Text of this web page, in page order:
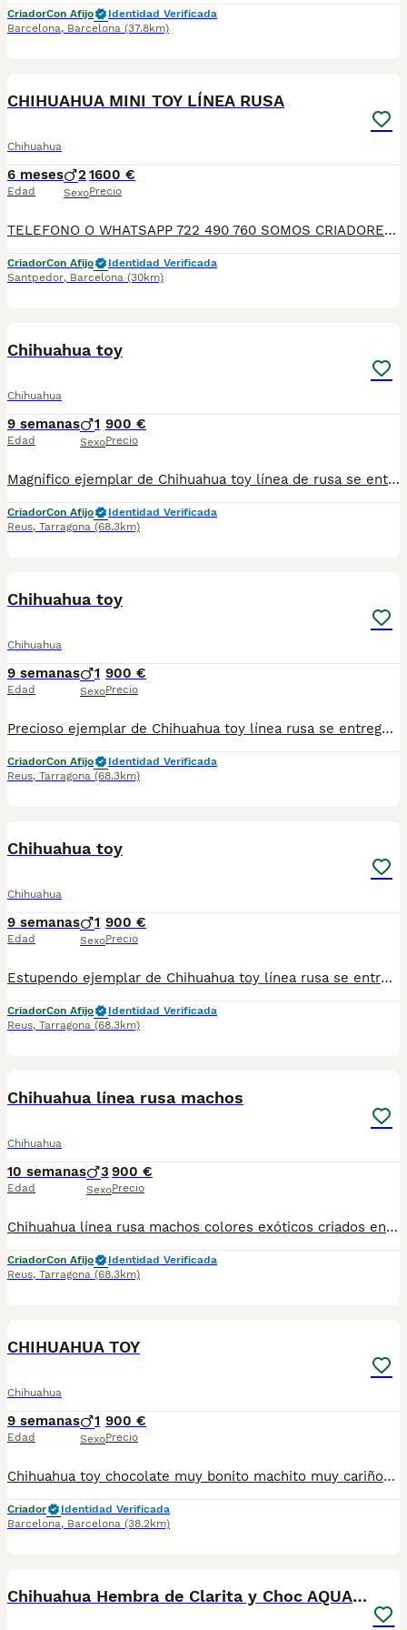
CriadorCon Afijo
Identidad Verificada
Barcelona, Barcelona (37.8km)
CHIHUAHUA MINI TOY LÍNEA RUSA
Chihuahua
6 meses
Edad
2
Sexo
1600 €
Precio
TELEFONO O WHATSAPP 722 490 760 SOMOS CRIADORES DIRECTOS SIN INTERMEDIARIOS! MAS DE 20 AÑOS EN EL SECTOR NOS AVALAN, VALORANDO NO SOLO LA CRIA RESPONSABLE SI NO TAMBIEN LA SELECCIÓN PARA MEJORAR LA RAZA DURANTE TODOS ESTOS AÑOS. NUESTROS CACHORROS SE ENTREGAN PREVIAMENTE REVISADOS POR UN VETERINARIO PROFESIONAL Y BAJO LOS MAS ESTRICTOS CONTROLES DE SALUD, HACEMOS HINCAPIÉ EN SU SOCIABILIZACIÓN PARA SU CORRECTO DESARROLLO NEUROLOGICO! Y OS ASESORAMOS ANTES DURANTE Y DESPUES DE LA ENTREGA PARA QUE TODO SEA LO MAS AFABLE Y FACIL POSIBLE DURANTE LA ADAPTACION! NUESTROS BEBE SE ENTREGAN A PARTIR DE LOS DOS MESES CON SUS VACUNAS AL DIA, DESPARASITADOS Y CON GARANTIAS DE SALUD, MICROCHIP Y CARTILLA DE VACUNACION! SI BUSCAS UN COMPAÑERO SANO Y EQUILIBRADO ESTE ES EL LUGAR, TE ASESORAREMOS DURANTE TODO EL PROCESO NO DUDES EN CONSULTAR POR NUESTROS PEQUES AL 722 490 760
CriadorCon Afijo
Identidad Verificada
Santpedor, Barcelona (30km)
Chihuahua toy
Chihuahua
9 semanas
Edad
1
Sexo
900 €
Precio
Magnífico ejemplar de Chihuahua toy línea de rusa se entregan con sus vacuna correspondiente a su edad desparasitado cartilla y microchip listo para entregar.
CriadorCon Afijo
Identidad Verificada
Reus, Tarragona (68.3km)
Chihuahua toy
Chihuahua
9 semanas
Edad
1
Sexo
900 €
Precio
Precioso ejemplar de Chihuahua toy línea rusa se entrega con sus vacunas correspondientes a su edades para citado cartilla y microchip incorporado listo para su entrega.
CriadorCon Afijo
Identidad Verificada
Reus, Tarragona (68.3km)
Chihuahua toy
Chihuahua
9 semanas
Edad
1
Sexo
900 €
Precio
Estupendo ejemplar de Chihuahua toy línea rusa se entregan con sus vacunas correspondientes a su edad desparasitado su cartilla y microchip incorporado listo para su entrega.
CriadorCon Afijo
Identidad Verificada
Reus, Tarragona (68.3km)
Chihuahua línea rusa machos
Chihuahua
10 semanas
Edad
3
Sexo
900 €
Precio
Chihuahua línea rusa machos colores exóticos criados en ambiente familiar con cartilla sanitaria vacuna chip desparasitación con garantía víricas y congenitas
CriadorCon Afijo
Identidad Verificada
Reus, Tarragona (68.3km)
CHIHUAHUA TOY
Chihuahua
9 semanas
Edad
1
Sexo
900 €
Precio
Chihuahua toy chocolate muy bonito machito muy cariñoso y sociable se entrega vacunados desparasitados y cartilla sanitaria precio real escríbenos al WhatsApp 617885222
Criador
Identidad Verificada
Barcelona, Barcelona (38.2km)
Chihuahua Hembra de Clarita y Choc AQUANATURA